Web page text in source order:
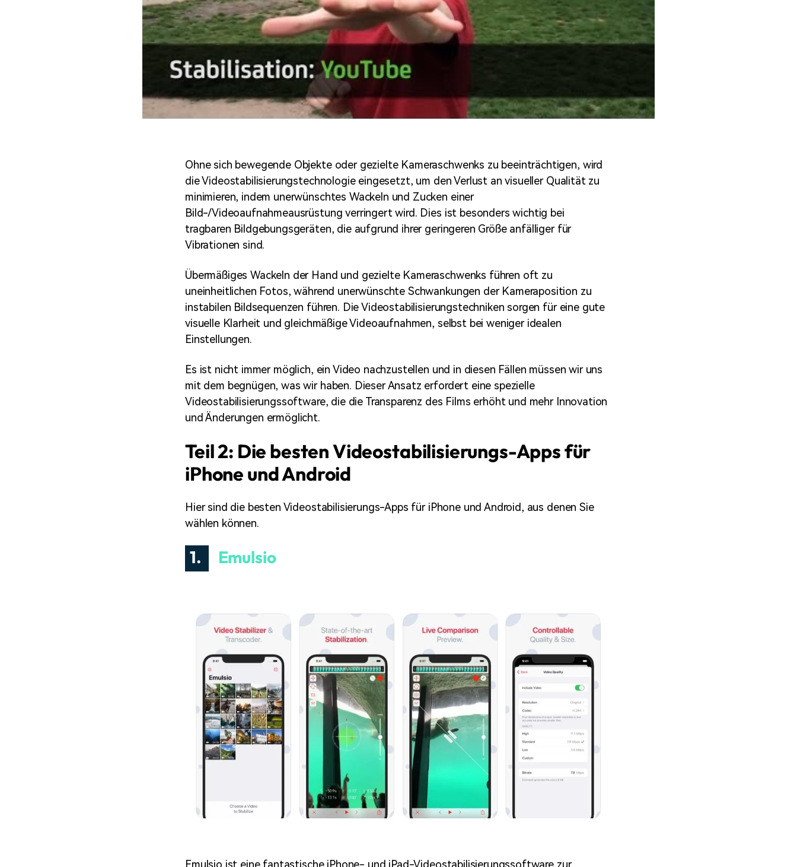
Ohne sich bewegende Objekte oder gezielte Kameraschwenks zu beeinträchtigen, wird
die Videostabilisierungstechnologie eingesetzt, um den Verlust an visueller Qualität zu
minimieren, indem unerwünschtes Wackeln und Zucken einer
Bild-/Videoaufnahmeausrüstung verringert wird. Dies ist besonders wichtig bei
tragbaren Bildgebungsgeräten, die aufgrund ihrer geringeren Größe anfälliger für
Vibrationen sind.
Übermäßiges Wackeln der Hand und gezielte Kameraschwenks führen oft zu
uneinheitlichen Fotos, während unerwünschte Schwankungen der Kameraposition zu
instabilen Bildsequenzen führen. Die Videostabilisierungstechniken sorgen für eine gute
visuelle Klarheit und gleichmäßige Videoaufnahmen, selbst bei weniger idealen
Einstellungen.
Es ist nicht immer möglich, ein Video nachzustellen und in diesen Fällen müssen wir uns
mit dem begnügen, was wir haben. Dieser Ansatz erfordert eine spezielle
Videostabilisierungssoftware, die die Transparenz des Films erhöht und mehr Innovation
und Änderungen ermöglicht.
Teil 2: Die besten Videostabilisierungs-Apps für
iPhone und Android
Hier sind die besten Videostabilisierungs-Apps für iPhone und Android, aus denen Sie
wählen können.
1. Emulsio
Emulsio ist eine fantastische iPhone- und iPad-Videostabilisierungssoftware zur